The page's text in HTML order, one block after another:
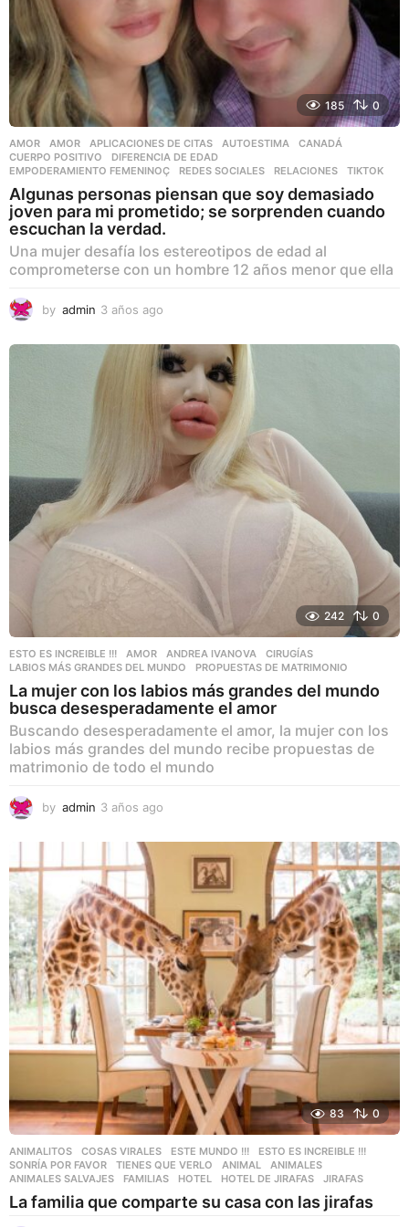
185 0
AMOR AMOR ,APLICACIONES DE CITAS ,AUTOESTIMA ,CANADÁ
CUERPO POSITIVO
,DIFERENCIA DE EDAD
EMPODERAMIENTO FEMENINOÇ
,REDES SOCIALES ,RELACIONES ,TIKTOK
Algunas personas piensan que soy demasiado
joven para mi prometido; se sorprenden cuando
escuchan la verdad.
Una mujer desafía los estereotipos de edad al
comprometerse con un hombre 12 años menor que ella
by admin 3 años ago
ñ
o
s
a
g
242 0
ESTO ES INCREIBLE !!! AMOR ,ANDREA IVANOVA ,CIRUGÍAS
LABIOS MÁS GRANDES DEL MUNDO
,PROPUESTAS DE MATRIMONIO
La mujer con los labios más grandes del mundo
busca desesperadamente el amor
Buscando desesperadamente el amor, la mujer con los
labios más grandes del mundo recibe propuestas de
matrimonio de todo el mundo
by admin 3 años ago
ñ
o
83 0
ANIMALITOS ,COSAS VIRALES ,ESTE MUNDO !!! ,ESTO ES INCREIBLE !!!
SONRÍA POR FAVOR
,TIENES QUE VERLO ANIMAL ,ANIMALES
ANIMALES SALVAJES
,FAMILIAS ,HOTEL ,HOTEL DE JIRAFAS ,JIRAFAS
La familia que comparte su casa con las jirafas